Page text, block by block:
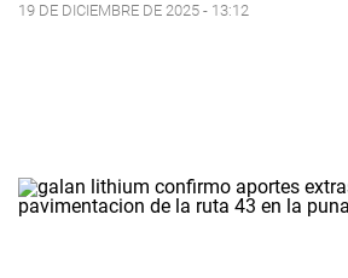
19 DE DICIEMBRE DE 2025 - 13:12